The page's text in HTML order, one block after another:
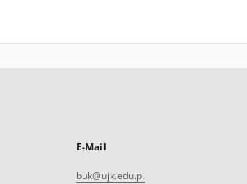
E-Mail
buk@ujk.edu.pl